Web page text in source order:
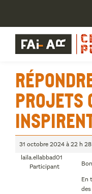
projets
31 octobre 2024 à 22 h
laila.ellabbad01
Participant
En